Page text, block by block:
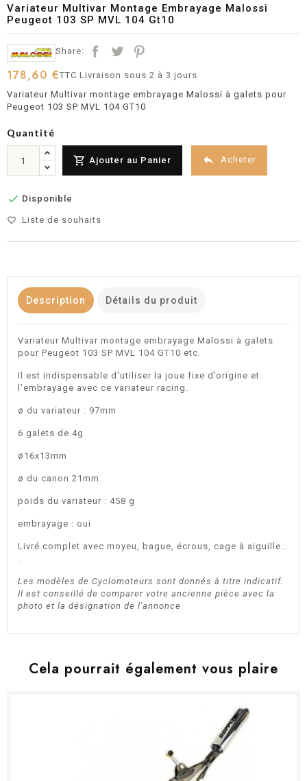
Variateur Multivar Montage Embrayage Malossi
Peugeot 103 SP MVL 104 Gt10
Share:
178,60 €TTC Livraison sous 2 à 3 jours
Variateur Multivar montage embrayage Malossi à galets pour
Peugeot 103 SP MVL 104 GT10
Quantité
 Ajouter au Panier  Acheter
 Disponible
favorite_border Liste de souhaits
Description Détails du produit
Variateur Multivar montage embrayage Malossi à galets
pour Peugeot 103 SP MVL 104 GT10 etc.
Il est indispensable d'utiliser la joue fixe d’origine et
l'embrayage avec ce variateur racing.
ø du variateur : 97mm
6 galets de 4g
ø16x13mm
ø du canon 21mm
poids du variateur : 458 g
embrayage : oui
Livré complet avec moyeu, bague, écrous, cage à aiguille…
Les modèles de Cyclomoteurs sont donnés à titre indicatif.
Il est conseillé de comparer votre ancienne pièce avec la
photo et la désignation de l'annonce
Cela pourrait également vous plaire